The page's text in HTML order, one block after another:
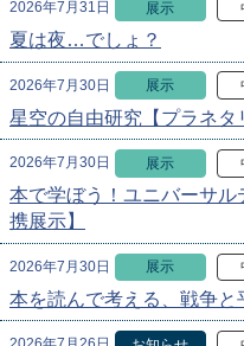
2026年7月31日 展示
夏は夜…でしょ？
2026年7月30日 展示
星空の自由研究【プラネタ
2026年7月30日 展示
本で学ぼう！ユニバーサ
携展示】
2026年7月30日 展示
本を読んで考える、戦争と